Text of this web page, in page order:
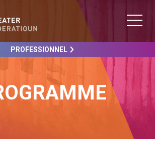
PROFESSIONNEL